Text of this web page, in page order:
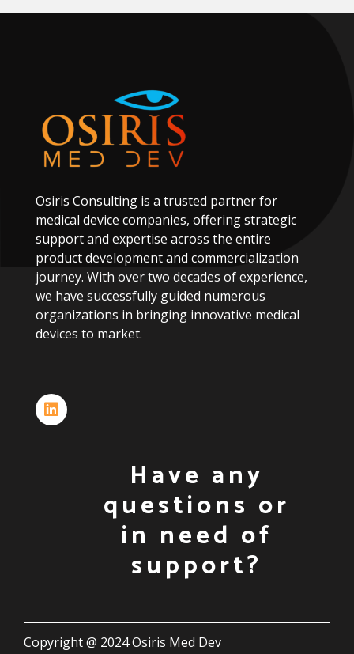
Osiris Consulting is a trusted partnerfor
medical device companies, offeringstrategic
supportand expertise across the entire
productdevelopmentand commercialization
journey. With overtwo decades ofexperience,
we have successfully guided numerous
organizations in bringing innovative medical
devices to market.
Have any
questions or
in need of
support?
Copyright @ 2024 Osiris Med Dev